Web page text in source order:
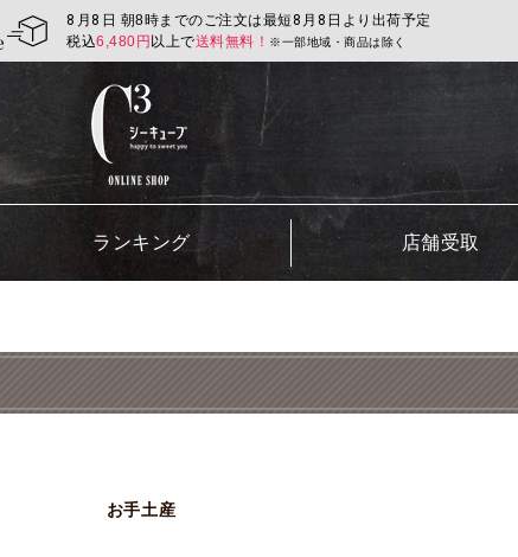
8 月 8 日 朝8時までのご注文は最短 8 月 8 日より出荷予定
税込6,480 円 以上で送料無料！ ※一部地域・商品は除く
ランキング 店舗受取
お手土産